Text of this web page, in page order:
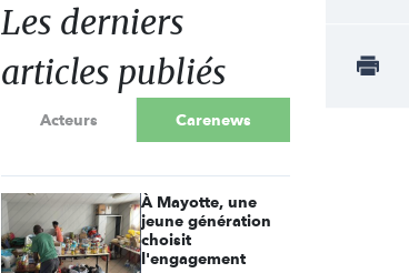
Les derniers
articles publiés
Acteurs Carenews
À Mayotte, une
jeune génération
choisit
l'engagement